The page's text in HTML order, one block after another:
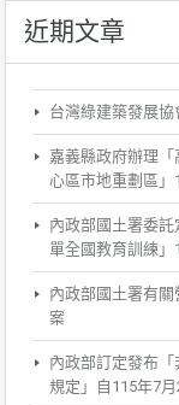
近期文章
台灣綠建築發展協
嘉義縣政府辦理
心區市地重劃區」
內政部國土署委
單全國教育訓練」
內政部國土署有
案
內政部訂定發布
規定」自115年7